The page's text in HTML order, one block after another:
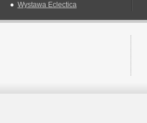
Wystawa Eclectica